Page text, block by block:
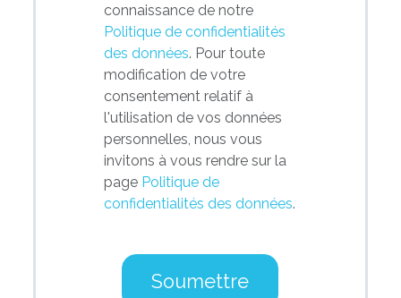
connaissance de notre
Politique de confidentialités
des données. Pour toute
modification de votre
consentement relatif à
l'utilisation de vos données
personnelles, nous vous
invitons à vous rendre sur la
page Politique de
confidentialités des données.